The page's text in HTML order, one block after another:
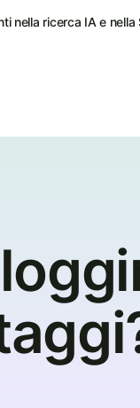
nella ricerca IA e nella